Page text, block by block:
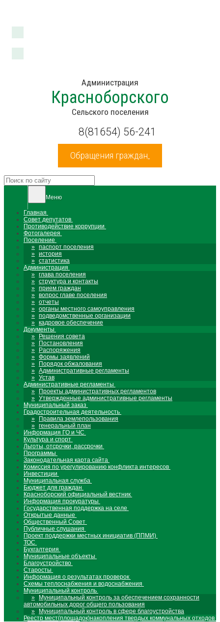
Администрация
Красноборского
Сельского поселения
8(81654) 56-241
Обращения граждан
Меню
Главная
Совет депутатов
Противодействие коррупции
Фотогалерея
Поселение
паспорт поселения
история
статистика
Администрация
глава поселения
структура и контакты
прием граждан
вопрос главе поселения
отчеты
органы местного самоуправления
подведомственные организации
кадровое обеспечение
Документы
Решения совета
Постановления
Распоряжения
Формы заявлений
Порядок обжалования
Административные регламенты
Устав
Административные регламенты
Проекты административных регламентов
Утвержденные административные регламенты
Муниципальный заказ
Градостроительная деятельность
Правила землепользования
генеральный план
Информация ГО и ЧС
Культура и спорт
Льготы, отсрочки, рассрочки
Программы
Законодательная карта сайта
Комиссия по урегулированию конфликта интересов
Инвестиции
Муниципальная служба
Бюджет для граждан
Красноборский официальный вестник
Информация прокуратуры
Государственная поддержка на селе
Открытые данные
Общественный Совет
Публичные слушания
Проект поддержки местных инициатив (ППМИ)
ТОС
Бухгалтерия
Муниципальные объекты
Благоустройство
Старосты
Информация о результатах проверок
Схемы теплоснабжения и водоснабжения
Муниципальный контроль
Муниципальный контроль за обеспечением сохранности
автомобильных дорог общего пользования
Муниципальный контроль в сфере благоустройства
Реестр мест(площадок)накопления твердых коммунальных отходов